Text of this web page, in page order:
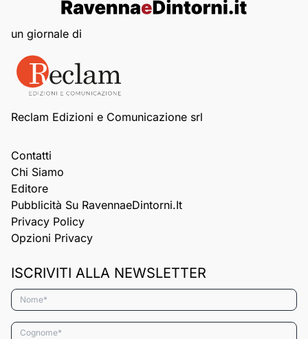
un giornale di
Reclam Edizioni e Comunicazione srl
Contatti
Chi Siamo
Editore
Pubblicità Su RavennaeDintorni.it
Privacy Policy
Opzioni Privacy
ISCRIVITI ALLA NEWSLETTER
Nome*
Cognome*